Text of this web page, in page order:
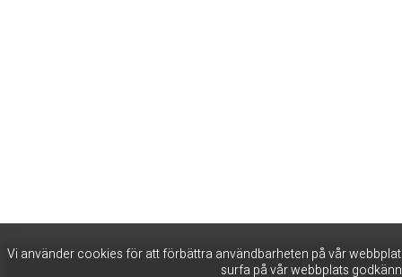
Vi använder cookies för att förbättra användbarheten på vår
surfa på vår webbplats